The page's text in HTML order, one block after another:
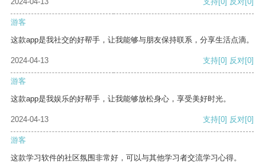
游客
这款app是我社交的好帮手，让我能够与朋友保持联系，分享生活点滴。
2024-04-13 支持[0] 反对[0]
游客
这款app是我娱乐的好帮手，让我能够放松身心，享受美好时光。
2024-04-13 支持[0] 反对[0]
游客
这款学习软件的社区氛围非常好，可以与其他学习者交流学习心得。